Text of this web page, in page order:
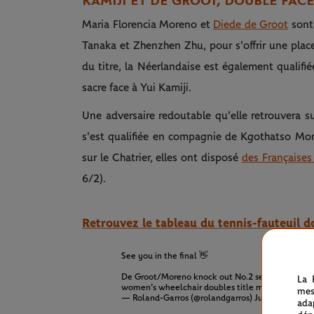
Maria Florencia Moreno et Diede de Groot
Tanaka et Zhenzhen Zhu, pour s'offrir une
du titre, la Néerlandaise est également
sacre face à Yui Kamiji.
Une adversaire redoutable qu'elle retrouvera
s'est qualifiée en compagnie de Kgothatso
sur le Chatrier, elles ont disposé des
6/2).
Retrouvez le tableau du tennis-fauteuil
See you in the final 👋
De Groot/Moreno knock out No.2 seed
women’s wheelchair doubles title match!
— Roland-Garros (@rolandgarros)June 9, 2023
La